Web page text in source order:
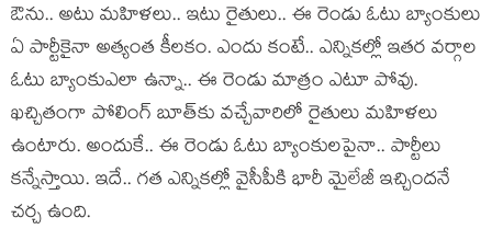
ఔను.. అటు మ‌హిళ‌లు.. ఇటు రైతులు.. ఈ రెండు ఓటు బ్యాంకులు
ఏ పార్టీకైనా అత్యంత కీల‌కం. ఎందు కంటే.. ఎన్నిక‌ల్లో ఇత‌ర వ‌ర్గాల
ఓటు బ్యాంకుఎలా ఉన్నా.. ఈ రెండు మాత్రం ఎటూ పోవు.
ఖ‌చ్చితంగా పోలింగ్ బూత్‌కు వ‌చ్చేవారిలో రైతులు మ‌హిళ‌లు
ఉంటారు. అందుకే.. ఈ రెండు ఓటు బ్యాంకుల‌పైనా.. పార్టీలు
క‌న్నేస్తాయి. ఇదే.. గ‌త ఎన్నిక‌ల్లో వైసీపీకి భారీ మైలేజీ ఇచ్చింద‌నే
చ‌ర్చ ఉంది.